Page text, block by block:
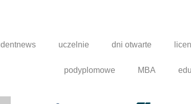
uczelnie dni otwarte
podyplomowe MBA